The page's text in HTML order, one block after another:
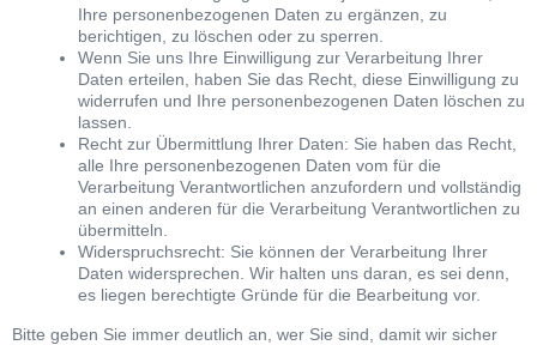
Ihre personenbezogenen Daten zu ergänzen, zu
berichtigen, zu löschen oder zu sperren.
Wenn Sie uns Ihre Einwilligung zur Verarbeitung Ihrer
Daten erteilen, haben Sie das Recht, diese Einwilligung zu
widerrufen und Ihre personenbezogenen Daten löschen zu
lassen.
Recht zur Übermittlung Ihrer Daten: Sie haben das Recht,
alle Ihre personenbezogenen Daten vom für die
Verarbeitung Verantwortlichen anzufordern und vollständig
an einen anderen für die Verarbeitung Verantwortlichen zu
übermitteln.
Widerspruchsrecht: Sie können der Verarbeitung Ihrer
Daten widersprechen. Wir halten uns daran, es sei denn,
es liegen berechtigte Gründe für die Bearbeitung vor.
Bitte geben Sie immer deutlich an, wer Sie sind, damit wir sicher